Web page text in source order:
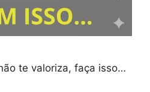
te valoriza, faça isso…